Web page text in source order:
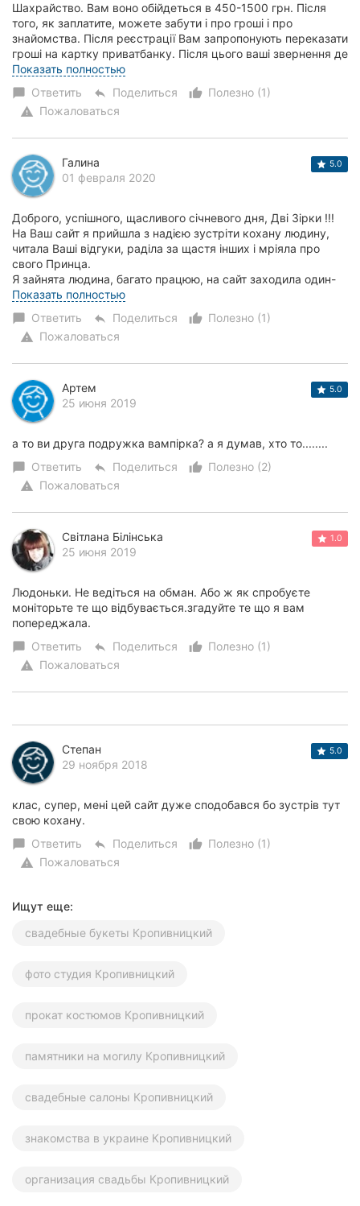
Чернигов
Черкассы
Черновцы
Ивано-
Франковск
Луцк
Ужгород
Карпаты
Шахрайство. Вам воно обійдеться в 450-1500 грн. Після
того, як заплатите, можете забути і про гроші і про
знайомства. Після реєстрації Вам запропонують переказати
гроші на картку приватбанку. Після цього ваші звернення де
ж послуги та прохання поверн...
Показать полностью
chat_bubble Ответить reply Поделиться thumb_up_alt
Полезно (1)
warning Пожаловаться
Галина
01 февраля 2020
5.0
Доброго, успішного, щасливого січневого дня, Дві Зірки !!!
На Ваш сайт я прийшла з надією зустріти кохану людину,
читала Ваші відгуки, раділа за щастя інших і мріяла про
свого Принца.
Я зайнята людина, багато працюю, на сайт заходила один-
два рази...
Показать полностью
chat_bubble Ответить reply Поделиться thumb_up_alt
Полезно (1)
warning Пожаловаться
Артем
25 июня 2019
5.0
а то ви друга подружка вампірка? а я думав, хто то........
chat_bubble Ответить reply Поделиться thumb_up_alt
Полезно (2)
warning Пожаловаться
Світлана Білінська
25 июня 2019
1.0
Людоньки. Не ведіться на обман. Або ж як спробуєте
моніторьте те що відбувається.згадуйте те що я вам
попереджала.
chat_bubble Ответить reply Поделиться thumb_up_alt
Полезно (1)
warning Пожаловаться
Степан
29 ноября 2018
5.0
клас, супер, мені цей сайт дуже сподобався бо зустрів тут
свою кохану.
chat_bubble Ответить reply Поделиться thumb_up_alt
Полезно (1)
warning Пожаловаться
Ищут еще:
свадебные букеты Кропивницкий
фото студия Кропивницкий
прокат костюмов Кропивницкий
памятники на могилу Кропивницкий
свадебные салоны Кропивницкий
знакомства в украине Кропивницкий
организация свадьбы Кропивницкий